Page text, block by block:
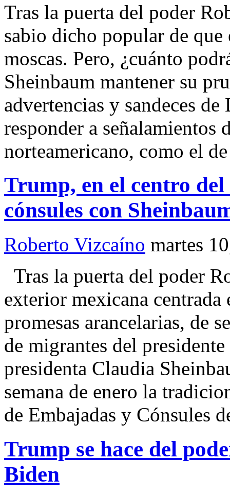
Tras la puerta del poder
sabio dicho popular de que
moscas. Pero, ¿cuánto
Sheinbaum mantener su
advertencias y sandeces
responder a señalamientos
norteamericano, como el
Trump, en el centro
cónsules con
Roberto Vizcaíno martes
Tras la puerta del poder
exterior mexicana centrada
promesas arancelarias, de
de migrantes del
presidenta Claudia
semana de enero la
de Embajadas y Cónsules
Trump se hace del
Biden